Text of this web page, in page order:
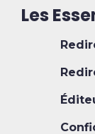
Les